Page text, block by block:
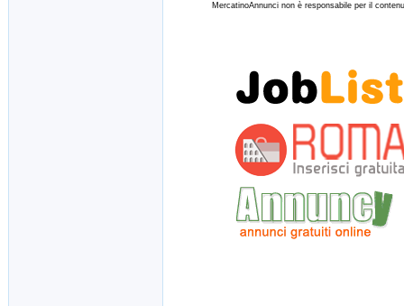
MercatinoAnnunci non è responsabile per il